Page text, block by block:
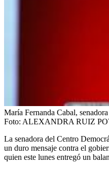
María Fernanda Cabal,
Foto: ALEXANDRA RUIZ
La senadora del Centro
un duro mensaje contra el
quien este lunes entregó un